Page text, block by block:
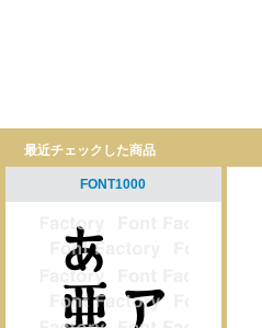
最近チェックした商品
FONT1000